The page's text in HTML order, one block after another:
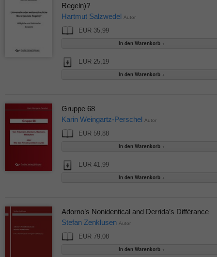
Regeln)?
Hartmut Salzwedel Autor
EUR 35,99
EUR 25,19
Gruppe 68
Karin Weingartz-Perschel Autor
EUR 59,88
EUR 41,99
Adorno’s Nonidentical and Derrida’s Différance
Stefan Zenklusen Autor
EUR 79,08